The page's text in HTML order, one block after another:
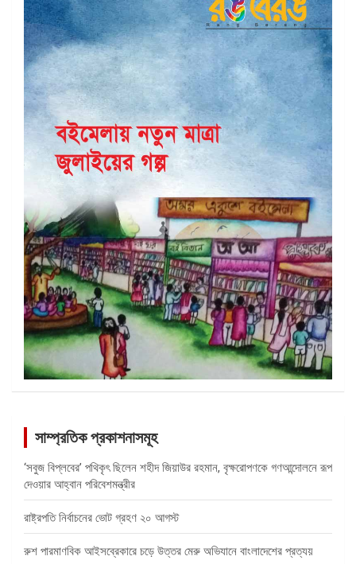
সাম্প্রতিক প্রকাশনাসমূহ
‘সবুজ বিপ্লবের’ পথিকৃৎ ছিলেন শহীদ জিয়াউর রহমান, বৃক্ষরোপণকে গণআন্দোলনে রূপ
দেওয়ার আহ্বান পরিবেশমন্ত্রীর
রাষ্ট্রপতি নির্বাচনের ভোট গ্রহণ ২০ আগস্ট
রুশ পারমাণবিক আইসব্রেকারে চড়ে উত্তর মেরু অভিযানে বাংলাদেশের প্রত্যয়